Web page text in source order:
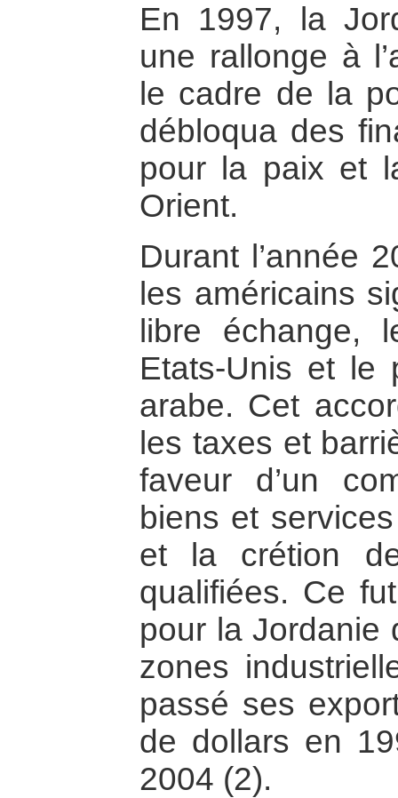
En 1997, la
une rallonge à
le cadre de la
débloqua des
pour la paix et
Orient.
Durant l’année
les américains
libre échange,
Etats-Unis et le
arabe. Cet
les taxes et
faveur d’un
biens et
et la crétion
qualifiées. Ce
pour la Jordanie
zones
passé ses
de dollars en
2004 (2).